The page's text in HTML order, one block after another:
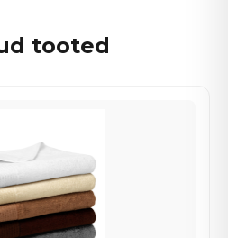
tooted